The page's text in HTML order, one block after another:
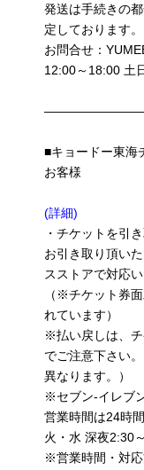
発送は手続きの
定しております。
お問合せ：
12:00～18:00 土
■キョードー東海
お客様
(詳細)
・チケットを引
お引き取り頂い
スストアで対応い
（※チケット券
れています）
※払い戻しは、
でご注意下さい
異なります。）
※セブン-イレブ
営業時間は24時
火・水 深夜2:30
※営業時間・対